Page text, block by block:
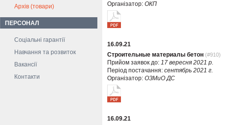
Архів (товари)
ПЕРСОНАЛ
Соціальні гарантії
Навчання та розвиток
Вакансії
Контакти
Організатор: ОКП
16.09.21
Строительные материалы бетон(#910)
Прийом заявок до: 17 вересня 2021 р.
Період постачання: сентябрь 2021 г.
Організатор: ОЗМиО ДС
16.09.21